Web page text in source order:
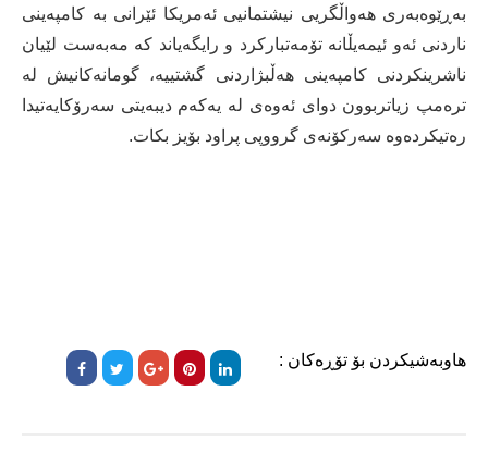
بەڕێوەبەری هەواڵگریی نیشتمانیی ئەمریکا ئێرانی بە کامپەینی
ناردنی ئەو ئیمەیڵانە تۆمەتبارکرد و رایگەیاند کە مەبەست لێیان
ناشرینکردنی کامپەینی هەڵبژاردنی گشتییە، گومانەکانیش لە
ترەمپ زیاتربوون دوای ئەوەی لە یەکەم دیبەیتی سەرۆکایەتیدا
رەتیکردەوە سەرکۆنەی گرووپی پراود بۆیز بکات.
هاوبەشیکردن بۆ تۆڕەکان :